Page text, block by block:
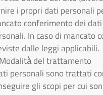
i propri dati personali
conferimento dei
In caso di mancato
dalle leggi applicabili.
del trattamento
personali sono trattati
gli scopi per cui